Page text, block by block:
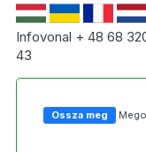
Infovonal + 48 68
43
Ossza meg